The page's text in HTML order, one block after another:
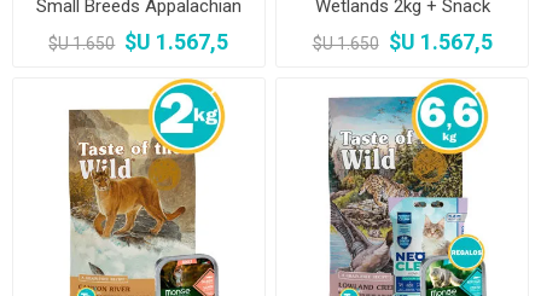
Small Breeds Appalachian
Valley 2 KG + Snack Monge
$U 1.650 $U 1.567,5
Wetlands 2kg + Snack
Monge
$U 1.650 $U 1.567,5